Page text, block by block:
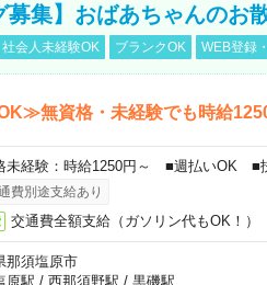
募集】おばあちゃんのお
社会人未経験OK ブランクOK WEB登録
無資格・未経験でも時給
未経験：時給1250円～ ■週払いOK ■
費別途支給あり
交通費全額支給（ガソリン代もOK！）
那須塩原市
原駅 / 西那須野駅 / 黒磯駅